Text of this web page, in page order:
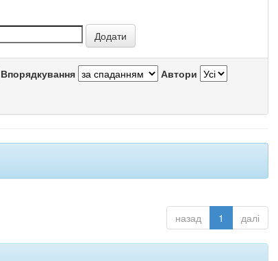
Впорядкування Автори
назад 1 далі